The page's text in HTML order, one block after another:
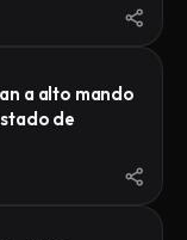
a alto mando
de